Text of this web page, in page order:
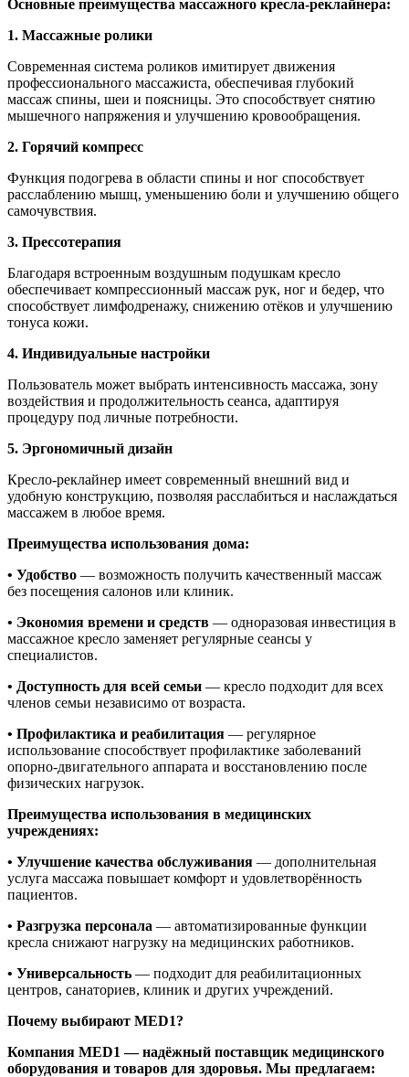
Основные преимущества массажного кресла-реклайнера:
1. Массажные ролики
Современная система роликов имитирует движения
профессионального массажиста, обеспечивая глубокий
массаж спины, шеи и поясницы. Это способствует снятию
мышечного напряжения и улучшению кровообращения.
2. Горячий компресс
Функция подогрева в области спины и ног способствует
расслаблению мышц, уменьшению боли и улучшению общего
самочувствия.
3. Прессотерапия
Благодаря встроенным воздушным подушкам кресло
обеспечивает компрессионный массаж рук, ног и бедер, что
способствует лимфодренажу, снижению отёков и улучшению
тонуса кожи.
4. Индивидуальные настройки
Пользователь может выбрать интенсивность массажа, зону
воздействия и продолжительность сеанса, адаптируя
процедуру под личные потребности.
5. Эргономичный дизайн
Кресло-реклайнер имеет современный внешний вид и
удобную конструкцию, позволяя расслабиться и наслаждаться
массажем в любое время.
Преимущества использования дома:
• Удобство — возможность получить качественный массаж
без посещения салонов или клиник.
• Экономия времени и средств — одноразовая инвестиция в
массажное кресло заменяет регулярные сеансы у
специалистов.
• Доступность для всей семьи — кресло подходит для всех
членов семьи независимо от возраста.
• Профилактика и реабилитация — регулярное
использование способствует профилактике заболеваний
опорно-двигательного аппарата и восстановлению после
физических нагрузок.
Преимущества использования в медицинских
учреждениях:
• Улучшение качества обслуживания — дополнительная
услуга массажа повышает комфорт и удовлетворённость
пациентов.
• Разгрузка персонала — автоматизированные функции
кресла снижают нагрузку на медицинских работников.
• Универсальность — подходит для реабилитационных
центров, санаториев, клиник и других учреждений.
Почему выбирают MED1?
Компания MED1 — надёжный поставщик медицинского
оборудования и товаров для здоровья. Мы предлагаем: